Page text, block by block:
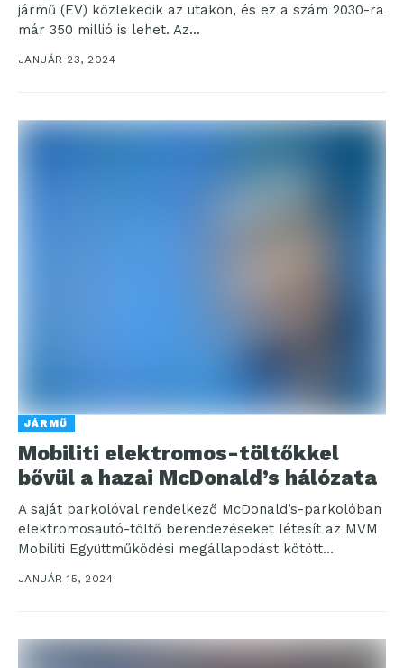
jármű (EV) közlekedik az utakon, és ez a szám 2030-ra
már 350 millió is lehet. Az...
JANUÁR 23, 2024
JÁRMŰ
Mobiliti elektromos-töltőkkel
bővül a hazai McDonald’s hálózata
A saját parkolóval rendelkező McDonald’s-parkolóban
elektromosautó-töltő berendezéseket létesít az MVM
Mobiliti Együttműködési megállapodást kötött
elektromobilitásban úttörő MVM Mobiliti...
JANUÁR 15, 2024